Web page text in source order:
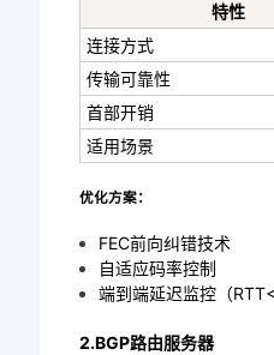
特性
连接方式
传输可靠性
首部开销
适用场景
优化方案：
FEC前向纠错技术
自适应码率控制
端到端延迟监控（
2.BGP路由服务器